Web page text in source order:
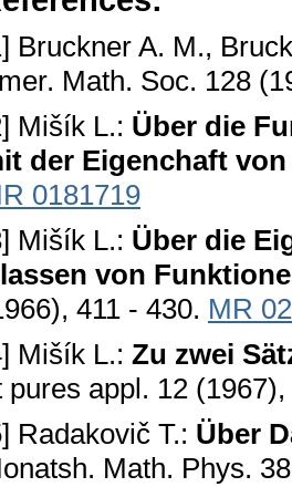
Bruckner A. M.,
Math. Soc. 128
Mišík L.: Über die
der Eigenchaft
0181719
Mišík L.: Über die
von
411 - 430. MR
Mišík L.: Zu zwei
pures appl. 12
Radakovič T.: Über
Math. Phys.